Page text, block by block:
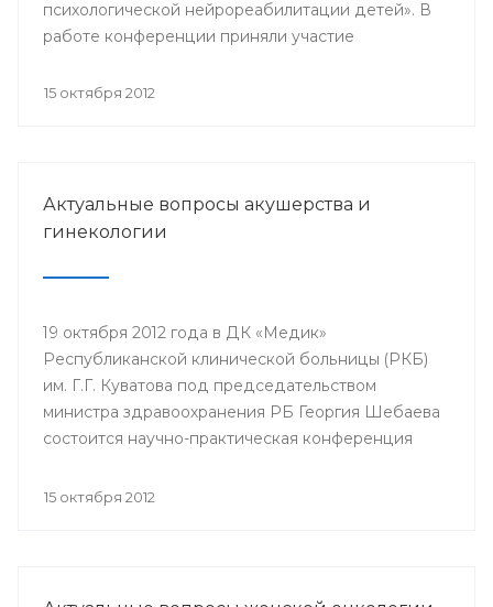
психологической нейрореабилитации детей». В
работе конференции приняли участие
Ралида Шакирова, главный внештатный
развития образования РБ Эльза Абуталипова, а
15 октября 2012
Актуальные вопросы акушерства и
гинекологии
19 октября 2012 года в ДК «Медик»
Республиканской клинической больницы (РКБ)
им. Г.Г. Куватова под председательством
министра здравоохранения РБ Георгия Шебаева
состоится научно-практическая конференция
посвященная 50-летнему юбилею
15 октября 2012